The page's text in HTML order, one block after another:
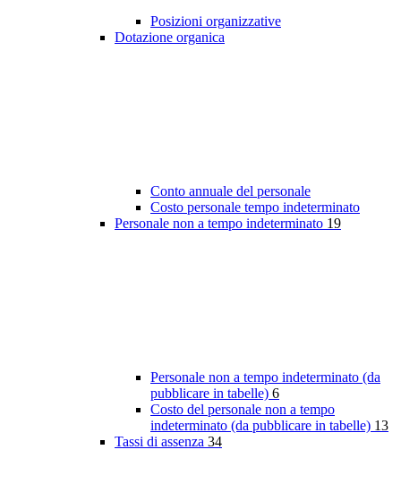
Posizioni organizzative
Dotazione organica
Conto annuale del personale
Costo personale tempo indeterminato
Personale non a tempo indeterminato 19
Personale non a tempo indeterminato (da
pubblicare in tabelle) 6
Costo del personale non a tempo
indeterminato (da pubblicare in tabelle) 13
Tassi di assenza 34